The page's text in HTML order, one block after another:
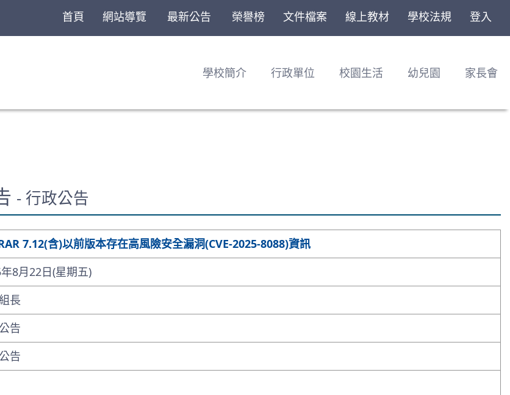
首頁 網站導覽 最新公告 榮譽榜 文件檔案 線上教材 學校法規 登入
學校簡介 行政單位 校園生活 幼兒園 家長會
- 行政公告
7.12(含)以前版本存在高風險安全漏洞(CVE-2025-8088)資訊
8月22日(星期五)
長
告
告